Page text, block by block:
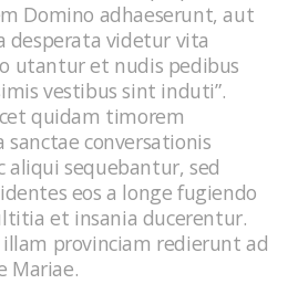
Domino adhaeserunt, aut
desperata videtur vita
utantur et nudis pedibus
vestibus sint induti”.
quidam timorem
conversationis
aliqui sequebantur, sed
eos a longe fugiendo
et insania ducerentur.
provinciam redierunt ad
Mariae.